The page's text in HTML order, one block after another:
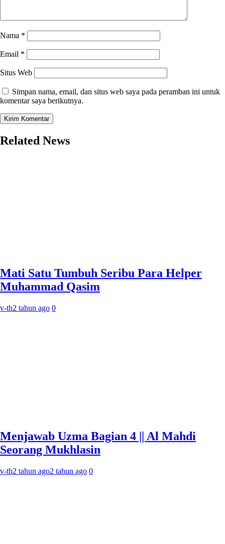
Nama *
Email *
Situs Web
Simpan nama, email, dan situs web saya pada peramban ini untuk
komentar saya berikutnya.
Related News
Mati Satu Tumbuh Seribu Para Helper
Muhammad Qasim
v-th2 tahun ago 0
Menjawab Uzma Bagian 4 || Al Mahdi
Seorang Mukhlasin
v-th2 tahun ago2 tahun ago 0